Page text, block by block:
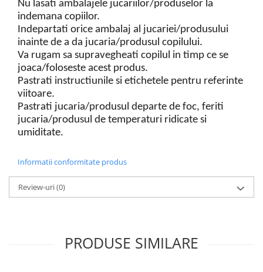
Nu lasati ambalajele jucariilor/produselor la
indemana copiilor.
Indepartati orice ambalaj al jucariei/produsului
inainte de a da jucaria/produsul copilului.
Va rugam sa supravegheati copilul in timp ce se
joaca/foloseste acest produs.
Pastrati instructiunile si etichetele pentru referinte
viitoare.
Pastrati jucaria/produsul departe de foc, feriti
jucaria/produsul de temperaturi ridicate si
umiditate.
Informatii conformitate produs
Review-uri(0)
PRODUSE SIMILARE